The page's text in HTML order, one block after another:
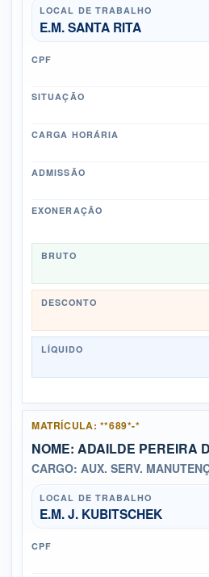
LOCAL DE TRABALHO
E.M. SANTA RITA
CPF
SITUAÇÃO
CARGA HORÁRIA
ADMISSÃO
EXONERAÇÃO
BRUTO
DESCONTO
LÍQUIDO
MATRÍCULA: **689*-*
NOME: ADAILDE PEREIRA
CARGO: AUX. SERV.
LOCAL DE TRABALHO
E.M. J. KUBITSCHEK
CPF